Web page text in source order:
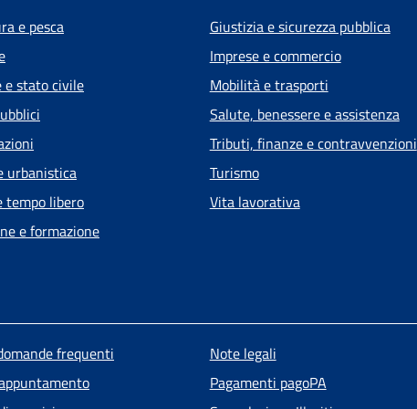
e pesca
e stato civile
urbanistica
tempo libero
e formazione
Giustizia e sicurezza pubblica
Imprese e commercio
Mobilità e trasporti
Salute, benessere e assistenza
Tributi, finanze e contravvenzioni
Turismo
Vita lavorativa
piè di pagina
frequenti
Note legali
Pagamenti pagoPA